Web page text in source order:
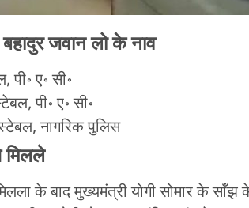
जवान लो के नाव
पी॰ ए॰ सी॰
पी॰ ए॰ सी॰
नागरिक पुलिस
मिलले
के बाद मुख्यमंत्री योगी सोमार के